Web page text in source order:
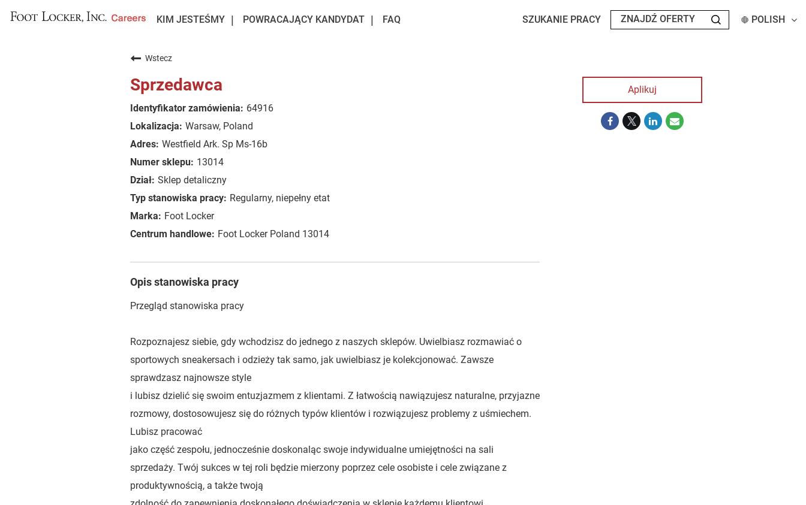
KIM JESTEŚMY POWRACAJĄCY KANDYDAT FAQ SZUKANIE PRACY POLISH
Wstecz
Sprzedawca
64916
Warsaw, Poland
Westfield Ark. Sp Ms-16b
13014
Sklep detaliczny
Regularny, niepełny etat
Foot Locker
Foot Locker Poland 13014
Opis stanowiska pracy
Przegląd stanowiska pracy
Rozpoznajesz siebie, gdy wchodzisz do jednego z naszych sklepów. Uwielbiasz rozmawiać o
sportowych sneakersach i odzieży tak samo, jak uwielbiasz je kolekcjonować. Zawsze
sprawdzasz najnowsze style
i lubisz dzielić się swoim entuzjazmem z klientami. Z łatwością nawiązujesz naturalne, przyjazne
rozmowy, dostosowujesz się do różnych typów klientów i rozwiązujesz problemy z uśmiechem.
Lubisz pracować
jako część zespołu, jednocześnie doskonaląc swoje indywidualne umiejętności na sali
sprzedaży. Twój sukces w tej roli będzie mierzony poprzez cele osobiste i cele związane z
produktywnością, a także twoją
Aplikuj